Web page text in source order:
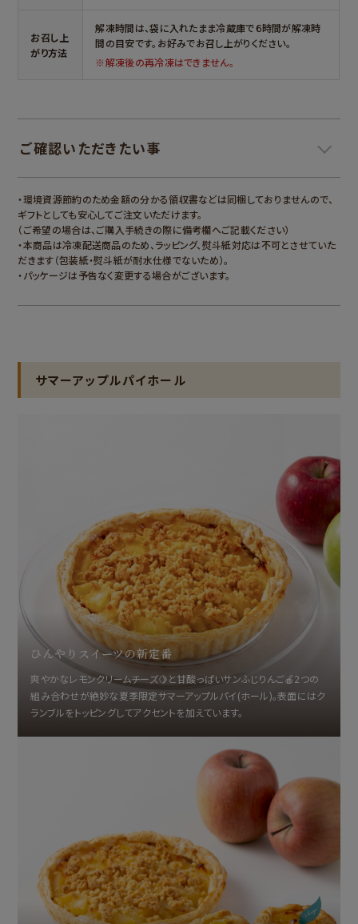
お召し上
がり方法
解凍時間は、袋に入れたまま冷蔵庫で６時間が解凍時
間の目安です。お好みでお召し上がりください。
※解凍後の再冷凍はできません。
ご確認いただきたい事 ＞
・環境資源節約のため金額の分かる領収書などは同梱しておりませんので、
ギフトとしても安心してご注文いただけます。
（ご希望の場合は、ご購入手続きの際に備考欄へご記載ください）
・本商品は冷凍配送商品のため、ラッピング、熨斗紙対応は不可とさせていた
だきます（包装紙・熨斗紙が耐水仕様でないため）。
・パッケージは予告なく変更する場合がございます。
サマーアップルパイホール
ひんやりスイーツの新定番
爽やかなレモンクリームチーズ🍋と甘酸っぱいサンふじりんご🍎2つの
組み合わせが絶妙な夏季限定サマーアップルパイ(ホール)。表面にはク
ランブルをトッピングしてアクセントを加えています。